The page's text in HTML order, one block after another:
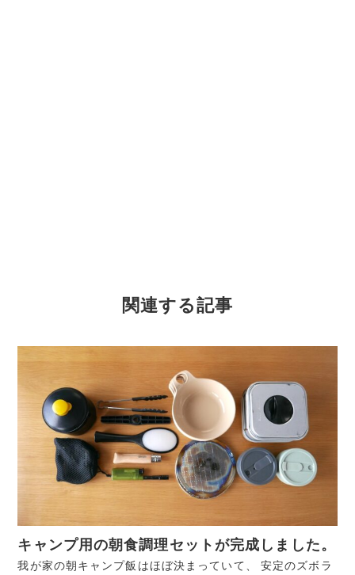
関連する記事
キャンプ用の朝食調理セットが完成しました。
我が家の朝キャンプ飯はほぼ決まっていて、 安定のズボラ